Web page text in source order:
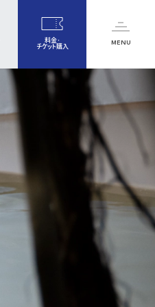
料金・
チケット購入
MENU